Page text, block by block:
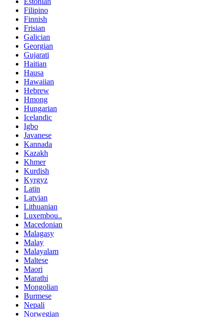
Filipino
Finnish
Frisian
Galician
Georgian
Gujarati
Haitian
Hausa
Hawaiian
Hebrew
Hmong
Hungarian
Icelandic
Igbo
Javanese
Kannada
Kazakh
Khmer
Kurdish
Kyrgyz
Latin
Latvian
Lithuanian
Luxembou..
Macedonian
Malagasy
Malay
Malayalam
Maltese
Maori
Marathi
Mongolian
Burmese
Nepali
Norwegian